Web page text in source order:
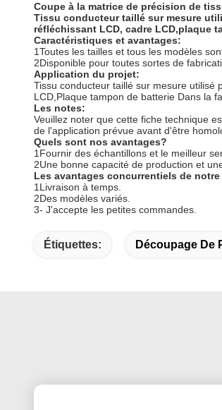
Coupe à la matrice de précision de
Tissu conducteur taillé sur mesure
réfléchissant LCD, cadre LCD,plaque
Caractéristiques et avantages:
1Toutes les tailles et tous les modèles
2Disponible pour toutes sortes de
Application du projet:
Tissu conducteur taillé sur mesure utilisé
LCD,Plaque tampon de batterie Dans la
Les notes:
Veuillez noter que cette fiche technique
de l'application prévue avant d'être
Quels sont nos avantages?
1Fournir des échantillons et le meilleur
2Une bonne capacité de production et
Les avantages concurrentiels de
1Livraison à temps.
2Des modèles variés.
3- J'accepte les petites commandes.
Étiquettes: Découpage De